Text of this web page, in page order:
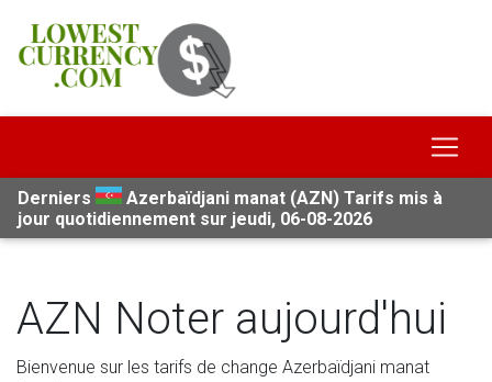
Derniers
Azerbaïdjani manat (AZN) Tarifs mis à
jour quotidiennement sur jeudi, 06-08-2026
AZN Noter aujourd'hui
Bienvenue sur les tarifs de change Azerbaïdjani manat